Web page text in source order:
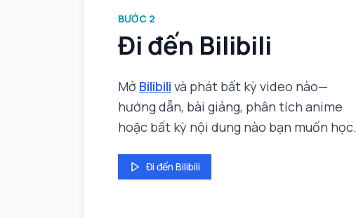
BƯỚC 2
Đi đến Bilibili
Mở Bilibili và phát bất kỳ video nào—
hướng dẫn, bài giảng, phân tích anime
hoặc bất kỳ nội dung nào bạn muốn học.
Đi đến Bilibili